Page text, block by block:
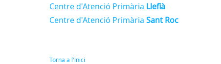
Centre d'Atenció Primària Llefià
Centre d'Atenció Primària Sant Roc
Torna a l'inici